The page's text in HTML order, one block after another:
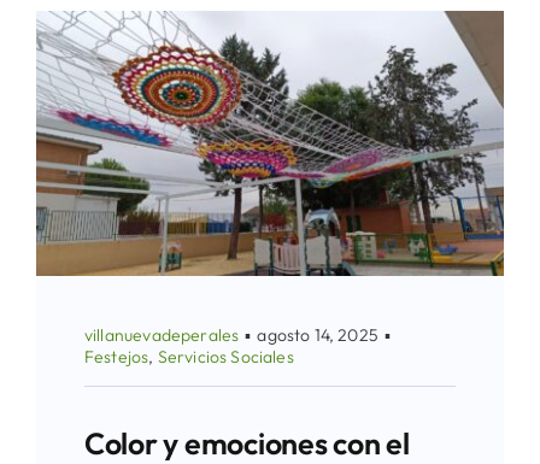
villanuevadeperales ▪ agosto 14, 2025 ▪
Festejos, Servicios Sociales
Color y emociones con el